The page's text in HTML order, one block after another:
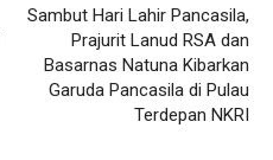
Sambut Hari Lahir Pancasila,
Prajurit Lanud RSA dan
Basarnas Natuna Kibarkan
Garuda Pancasila di Pulau
Terdepan NKRI